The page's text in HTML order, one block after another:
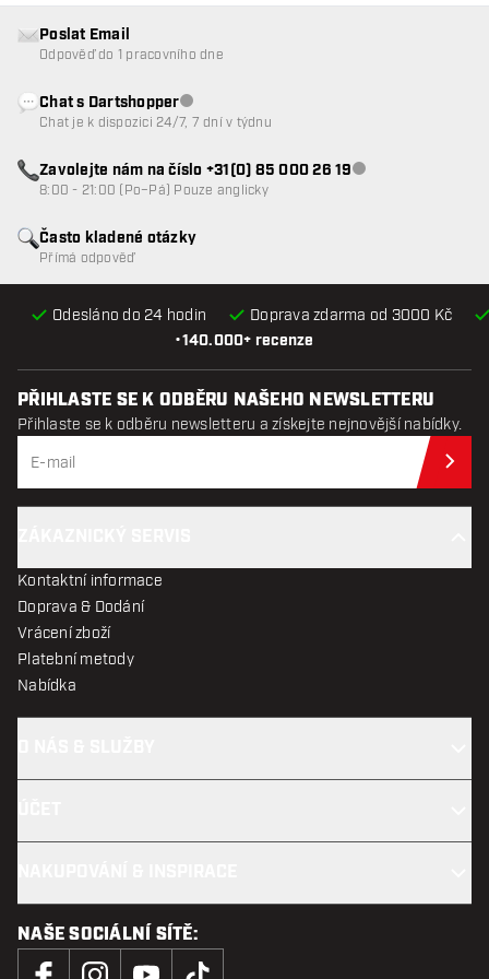
•140.000+ recenze
Odesláno do 24 hodin Doprava zdarma od 3000 Kč
Často kladené otázky
Přímá odpověď
Poslat Email
Odpověď do 1 pracovního dne
Chat s DartshopperZákaznický servis nedostupný
Chat je k dispozici 24/7, 7 dní v týdnu
Zavolejte nám na číslo +31(0) 85 000 26 19Zákaznický servis
8:00 - 21:00 (Po–Pá) Pouze anglicky
PŘIHLASTE SE K ODBĚRU NAŠEHO NEWSLETTERU
Přihlaste se k odběru newsletteru a získejte nejnovější nabídky.
Kontaktní informace
Doprava & Dodání
Vrácení zboží
Platební metody
Nabídka
NAŠE SOCIÁLNÍ SÍTĚ: